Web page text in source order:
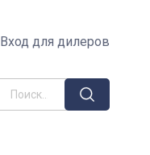
Вход для дилеров